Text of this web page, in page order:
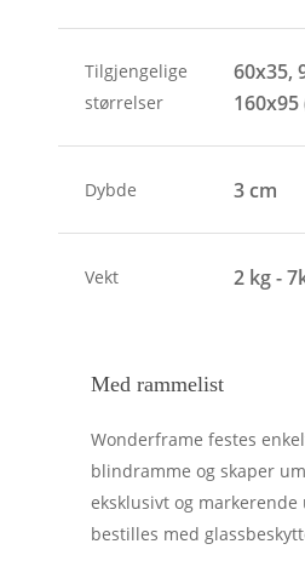
Tilgjengelige
størrelser
60x35,
160x95
Dybde 3 cm
Vekt 2 kg -
Med rammelist
Wonderframe festes
blindramme og skaper
eksklusivt og markerende
bestilles med